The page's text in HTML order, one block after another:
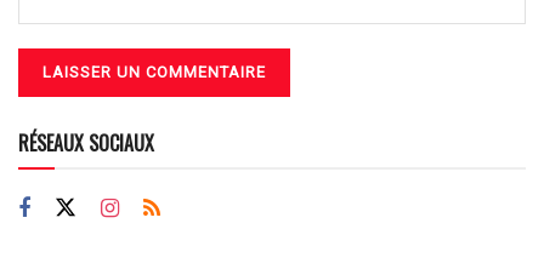
RÉSEAUX SOCIAUX